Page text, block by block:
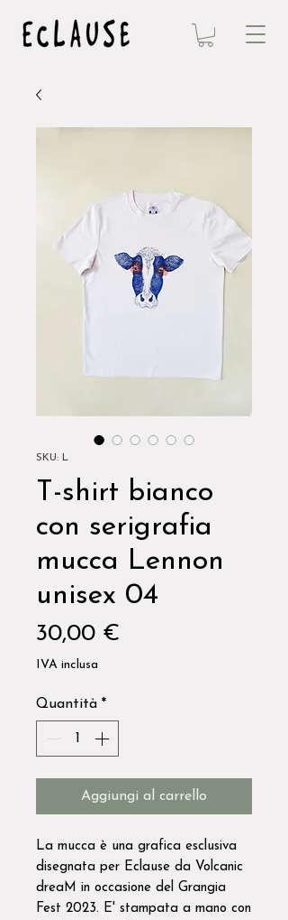
SKU: L
T-shirt bianco
con serigrafia
mucca Lennon
unisex 04
30,00 €
IVA inclusa
Quantità *
Aggiungi al carrello
La mucca è una grafica esclusiva
disegnata per Eclause da Volcanic
dreaM in occasione del Grangia
Fest 2023. E' stampata a mano con